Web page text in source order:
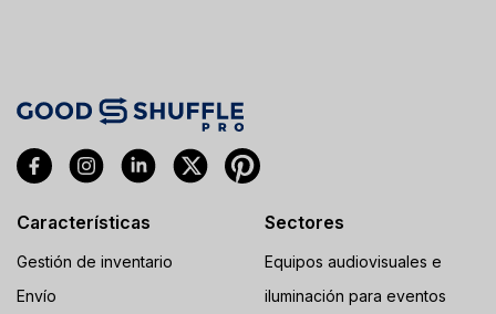
Características
Gestión de inventario
Envío
Sectores
Equipos audiovisuales e
iluminación para eventos